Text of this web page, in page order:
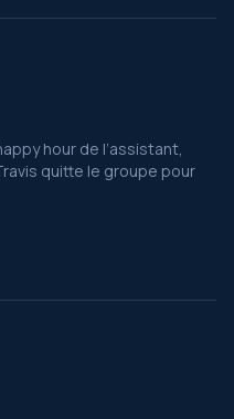
hour de l’assistant,
quitte le groupe pour